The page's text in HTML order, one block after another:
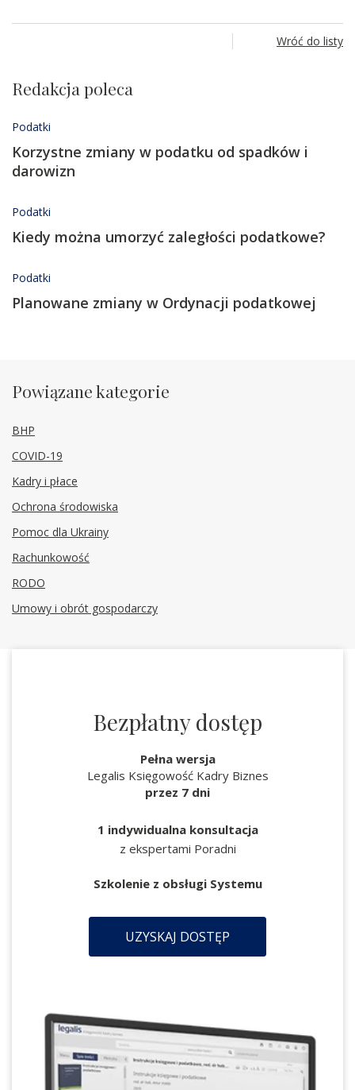
Wróć do listy
Redakcja poleca
Podatki
Korzystne zmiany w podatku od spadków i
darowizn
Podatki
Kiedy można umorzyć zaległości podatkowe?
Podatki
Planowane zmiany w Ordynacji podatkowej
Powiązane kategorie
BHP
COVID-19
Kadry i płace
Ochrona środowiska
Pomoc dla Ukrainy
Rachunkowość
RODO
Umowy i obrót gospodarczy
Bezpłatny dostęp
Pełna wersja
Legalis Księgowość Kadry Biznes
przez 7 dni
1 indywidualna konsultacja
z ekspertami Poradni
Szkolenie z obsługi Systemu
UZYSKAJ DOSTĘP